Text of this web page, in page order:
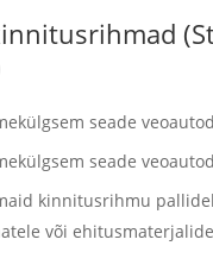
seade
seade
kinnitusrihmu
või